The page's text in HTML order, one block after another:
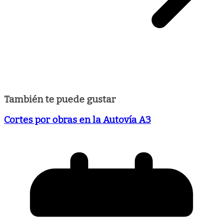
También te puede gustar
Cortes por obras en la Autovía A3